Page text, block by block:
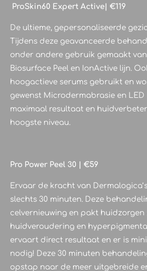
ProSkin60 Expert Active| €119
De ultieme, gepersonaliseerde
Tijdens deze geavanceerde
onder andere gebruik gemaakt van
Biosurface Peel en IonActive lijn.
hoogactieve serums gebruikt en
gewenst Microdermabrasie en LED
maximaal resultaat en
hoogste niveau.
Pro Power Peel 30 | €59
Ervaar de kracht van
slechts 30 minuten. Deze
celvernieuwing en pakt huidzorgen
huidveroudering en
ervaart direct resultaat en er is
nodig! Deze 30 minuten
opstap naar de meer uitgebreide